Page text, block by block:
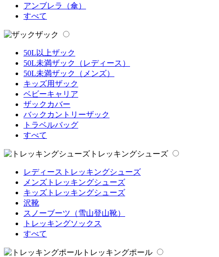
アンブレラ（傘）
すべて
ザック
50L以上ザック
50L未満ザック（レディース）
50L未満ザック（メンズ）
キッズ用ザック
ベビーキャリア
ザックカバー
バックカントリーザック
トラベルバッグ
すべて
トレッキングシューズ
レディーストレッキングシューズ
メンズトレッキングシューズ
キッズトレッキングシューズ
沢靴
スノーブーツ（雪山登山靴）
トレッキングソックス
すべて
トレッキングポール